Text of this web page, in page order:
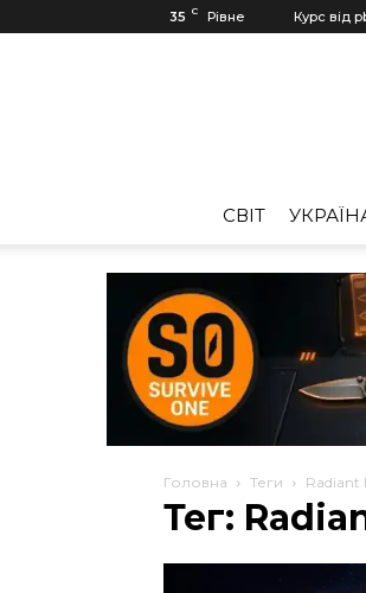
35 C Рівне Курс від
CВІТ
Головна Теги Radiant
Тег: